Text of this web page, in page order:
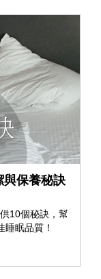
與保養秘訣
10個秘訣，幫
眠品質！